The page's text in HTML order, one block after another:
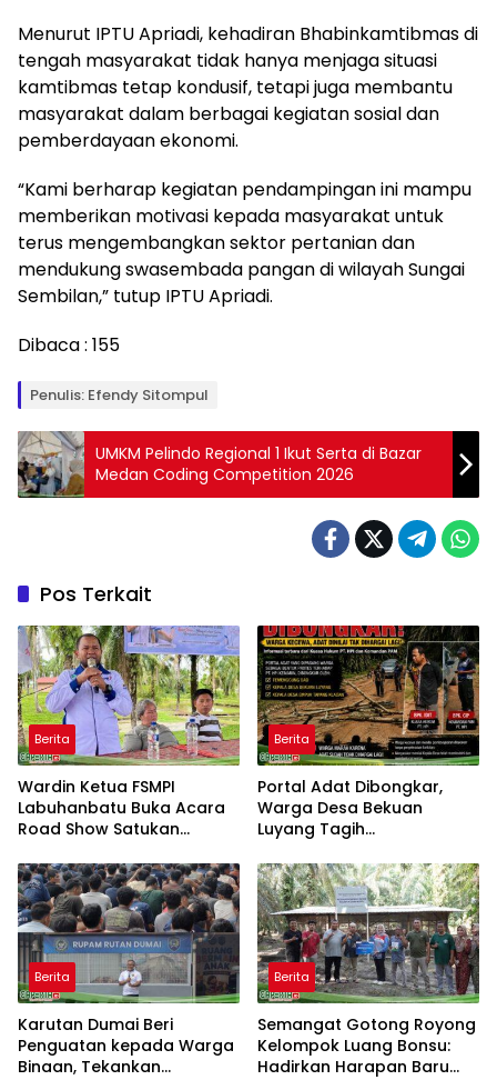
Menurut IPTU Apriadi, kehadiran Bhabinkamtibmas di
tengah masyarakat tidak hanya menjaga situasi
kamtibmas tetap kondusif, tetapi juga membantu
masyarakat dalam berbagai kegiatan sosial dan
pemberdayaan ekonomi.
“Kami berharap kegiatan pendampingan ini mampu
memberikan motivasi kepada masyarakat untuk
terus mengembangkan sektor pertanian dan
mendukung swasembada pangan di wilayah Sungai
Sembilan,” tutup IPTU Apriadi.
Dibaca : 155
Penulis: Efendy Sitompul
UMKM Pelindo Regional 1 Ikut Serta di Bazar
Medan Coding Competition 2026
Pos Terkait
Berita
Wardin Ketua FSMPI
Labuhanbatu Buka Acara
Road Show Satukan
Perkebunan Kawal UU
Ketenagakerjaan Baru
Berita
Portal Adat Dibongkar,
Warga Desa Bekuan
Luyang Tagih
Humas PT HPI dan Kepala
Desa yang Diduga Terlibat
Berita
Karutan Dumai Beri
Penguatan kepada Warga
Binaan, Tekankan
Berita
Semangat Gotong Royong
Kelompok Luang Bonsu:
Hadirkan Harapan Baru